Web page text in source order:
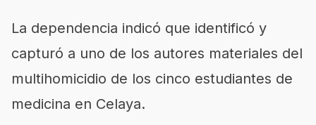
La dependencia indicó que identificó y
capturó a uno de los autores materiales del
multihomicidio de los cinco estudiantes de
medicina en Celaya.